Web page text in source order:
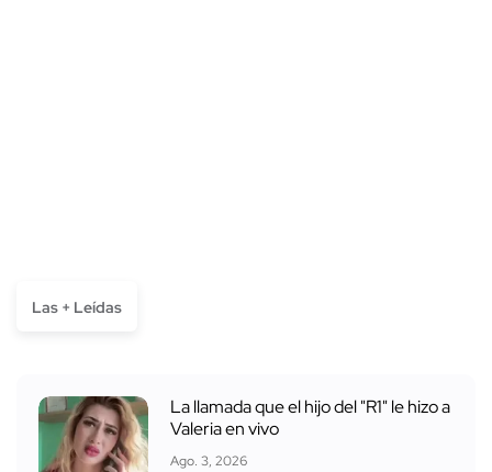
Las + Leídas
La llamada que el hijo del "R1" le hizo a
Valeria en vivo
Ago. 3, 2026